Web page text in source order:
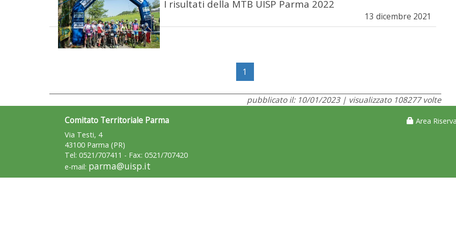
I risultati della MTB UISP Parma 2022
13 dicembre 2021
1
pubblicato il: 10/01/2023 | visualizzato 108277 volte
Comitato Territoriale Parma
Via Testi, 4
43100 Parma (PR)
Tel: 0521/707411 - Fax: 0521/707420
e-mail: parma@uisp.it
Area